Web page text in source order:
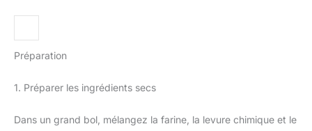
Préparation
1. Préparer les ingrédients secs
Dans un grand bol, mélangez la farine, la levure chimique et le